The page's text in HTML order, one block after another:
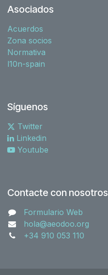
Asociados
Acuerdos
Zona socios
Normativa
l10n-spain
Síguenos
Twitter
Linkedin
Youtube
Contacte con nosotros
Formulario Web
hola@aeodoo.org
+34 910 053 110